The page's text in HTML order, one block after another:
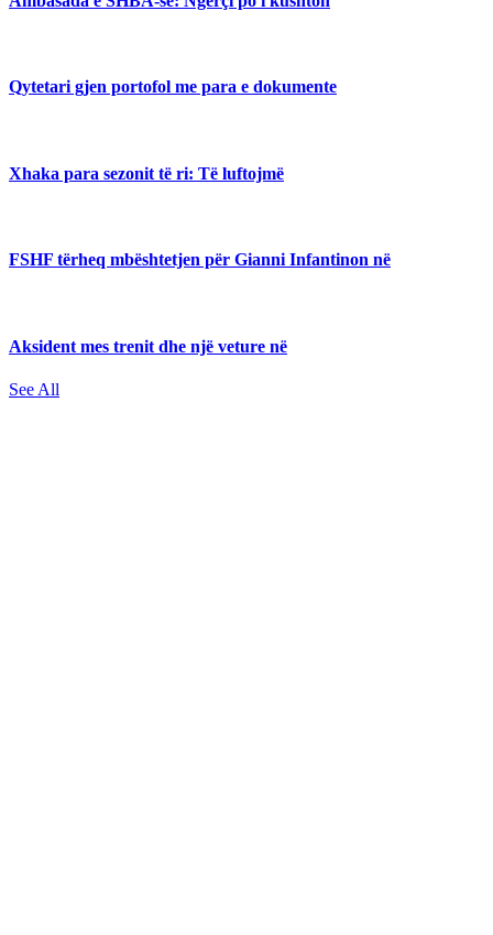
Qytetari gjen portofol me para e dokumente
Xhaka para sezonit të ri: Të luftojmë
FSHF tërheq mbështetjen për Gianni Infantinon në
Aksident mes trenit dhe një veture në
See All